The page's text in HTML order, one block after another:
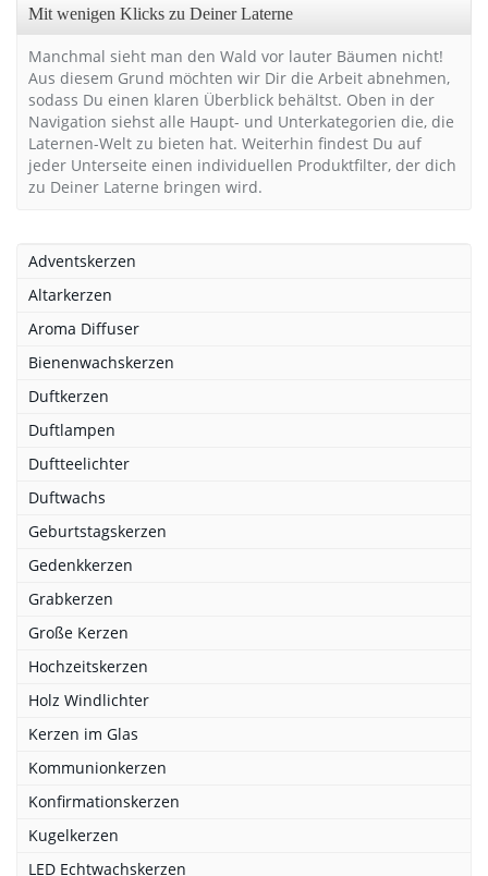
Mit wenigen Klicks zu Deiner Laterne
Manchmal sieht man den Wald vor lauter Bäumen nicht!
Aus diesem Grund möchten wir Dir die Arbeit abnehmen,
sodass Du einen klaren Überblick behältst. Oben in der
Navigation siehst alle Haupt- und Unterkategorien die, die
Laternen-Welt zu bieten hat. Weiterhin findest Du auf
jeder Unterseite einen individuellen Produktfilter, der dich
zu Deiner Laterne bringen wird.
Adventskerzen
Altarkerzen
Aroma Diffuser
Bienenwachskerzen
Duftkerzen
Duftlampen
Duftteelichter
Duftwachs
Geburtstagskerzen
Gedenkkerzen
Grabkerzen
Große Kerzen
Hochzeitskerzen
Holz Windlichter
Kerzen im Glas
Kommunionkerzen
Konfirmationskerzen
Kugelkerzen
LED Echtwachskerzen